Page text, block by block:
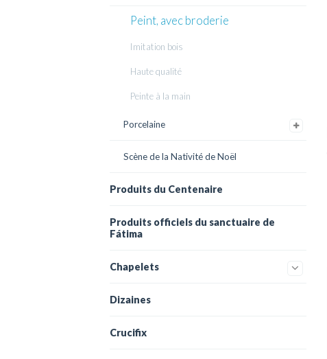
Peint, avec broderie
Imitation bois
Haute qualité
Peinte à la main
Porcelaine
Scène de la Nativité de Noël
Produits du Centenaire
Produits officiels du sanctuaire de
Fátima
Chapelets
Dizaines
Crucifix